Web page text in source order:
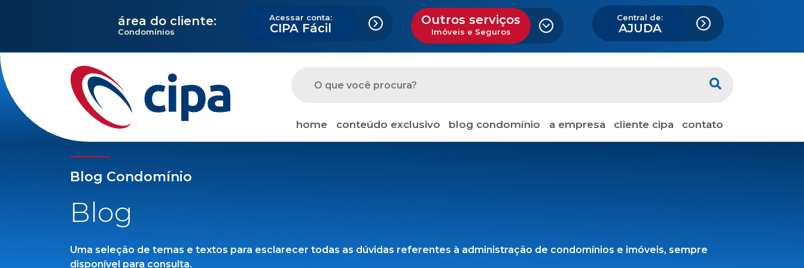
área do cliente:
Condomínios
Acessar conta:
CIPA Fácil
Outros serviços
Imóveis e Seguros
Central de:
AJUDA
home conteúdo exclusivo blog condomínio a empresa cliente cipa contato
Blog Condomínio
Blog
Uma seleção de temas e textos para esclarecer todas as dúvidas referentes à administração de condomínios e imóveis, sempre
disponível para consulta.